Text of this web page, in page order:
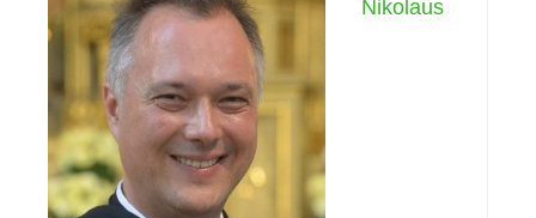
Nikolaus